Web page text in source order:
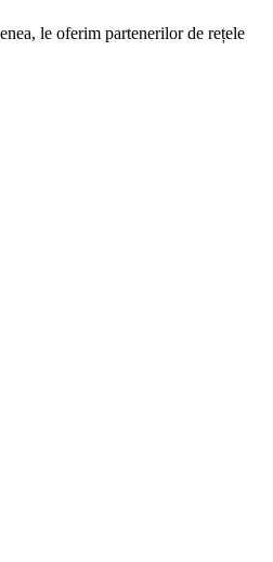
le oferim partenerilor de rețele